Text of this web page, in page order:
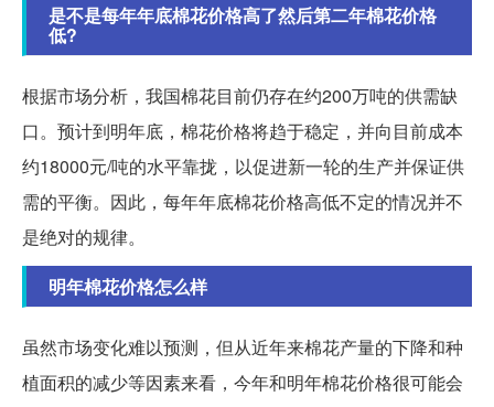
是不是每年年底棉花价格高了然后第二年棉花价格
低?
根据市场分析，我国棉花目前仍存在约200万吨的供需缺
口。预计到明年底，棉花价格将趋于稳定，并向目前成本
约18000元/吨的水平靠拢，以促进新一轮的生产并保证供
需的平衡。因此，每年年底棉花价格高低不定的情况并不
是绝对的规律。
明年棉花价格怎么样
虽然市场变化难以预测，但从近年来棉花产量的下降和种
植面积的减少等因素来看，今年和明年棉花价格很可能会